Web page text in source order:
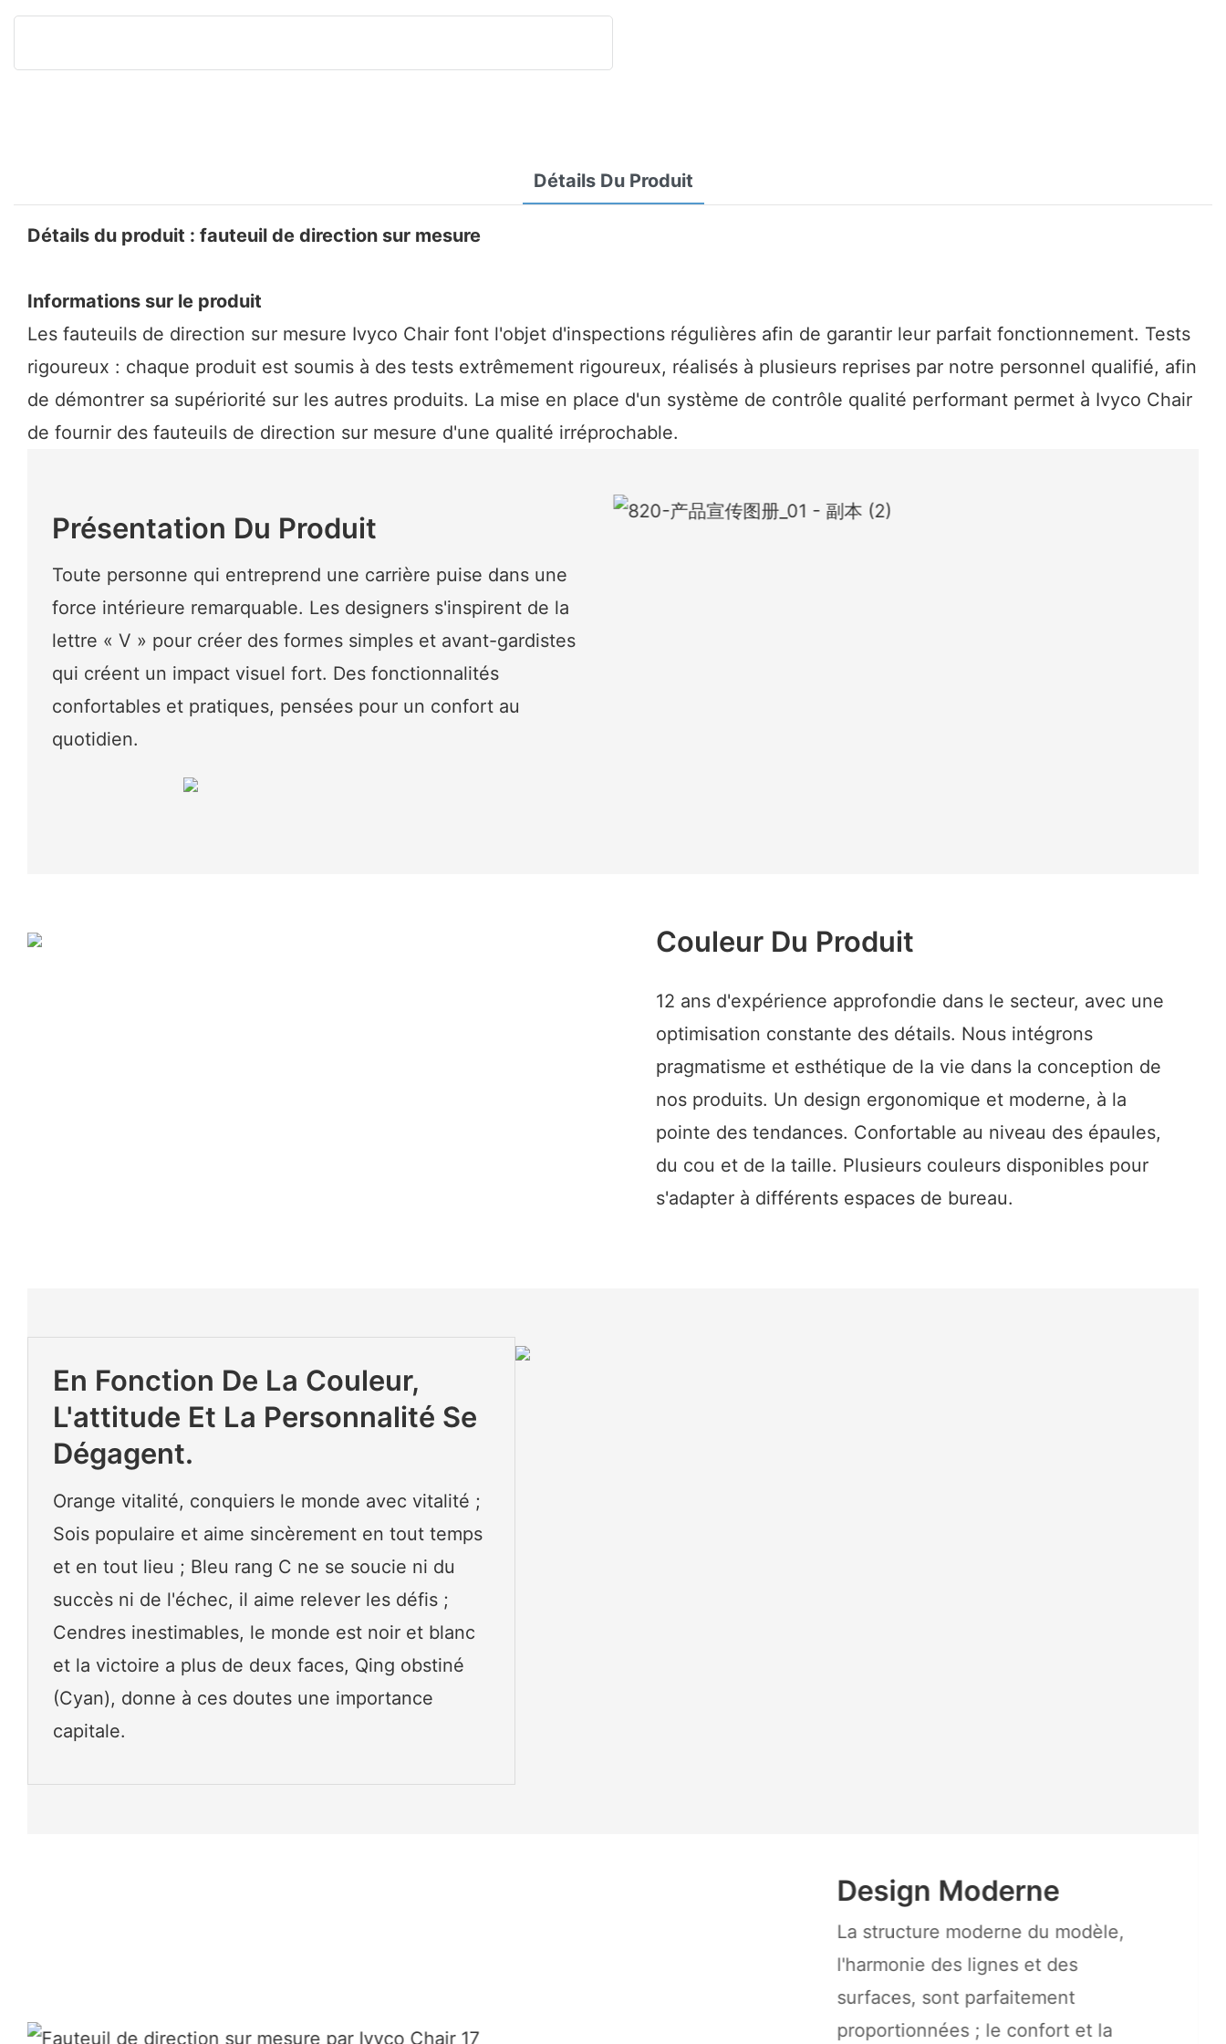
Détails Du Produit
Détails du produit : fauteuil de direction sur mesure
Informations sur le produit
Les fauteuils de direction sur mesure Ivyco Chair font l'objet d'inspections régulières afin de garantir leur parfait fonctionnement. Tests
rigoureux : chaque produit est soumis à des tests extrêmement rigoureux, réalisés à plusieurs reprises par notre personnel qualifié, afin
de démontrer sa supériorité sur les autres produits. La mise en place d'un système de contrôle qualité performant permet à Ivyco Chair
de fournir des fauteuils de direction sur mesure d'une qualité irréprochable.
Présentation Du Produit
Toute personne qui entreprend une carrière puise dans une
force intérieure remarquable. Les designers s'inspirent de la
lettre « V » pour créer des formes simples et avant-gardistes
qui créent un impact visuel fort. Des fonctionnalités
confortables et pratiques, pensées pour un confort au
quotidien.
Couleur Du Produit
12 ans d'expérience approfondie dans le secteur, avec une
optimisation constante des détails. Nous intégrons
pragmatisme et esthétique de la vie dans la conception de
nos produits. Un design ergonomique et moderne, à la
pointe des tendances. Confortable au niveau des épaules,
du cou et de la taille. Plusieurs couleurs disponibles pour
s'adapter à différents espaces de bureau.
En Fonction De La Couleur,
L'attitude Et La Personnalité Se
Dégagent.
Orange vitalité, conquiers le monde avec vitalité ;
Sois populaire et aime sincèrement en tout temps
et en tout lieu ; Bleu rang C ne se soucie ni du
succès ni de l'échec, il aime relever les défis ;
Cendres inestimables, le monde est noir et blanc
et la victoire a plus de deux faces, Qing obstiné
(Cyan), donne à ces doutes une importance
capitale.
Design Moderne
La structure moderne du modèle,
l'harmonie des lignes et des
surfaces, sont parfaitement
proportionnées ; le confort et la